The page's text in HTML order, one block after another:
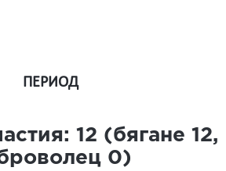
ПЕРИОД
12 (бягане 12,
0)